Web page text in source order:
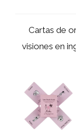
Cartas de
visiones en